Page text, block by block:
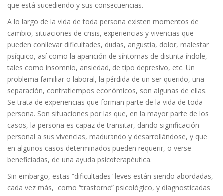
que está sucediendo y sus consecuencias.
A lo largo de la vida de toda persona existen momentos de
cambio, situaciones de crisis, experiencias y vivencias que
pueden conllevar dificultades, dudas, angustia, dolor, malestar
psíquico, así como la aparición de síntomas de distinta índole,
tales como insomnio, ansiedad, de tipo depresivo, etc. Un
problema familiar o laboral, la pérdida de un ser querido, una
separación, contratiempos económicos, son algunas de ellas.
Se trata de experiencias que forman parte de la vida de toda
persona. Son situaciones por las que, en la mayor parte de los
casos, la persona es capaz de transitar, dando significación
personal a sus vivencias, madurando y desarrollándose, y que
en algunos casos determinados pueden requerir, o verse
beneficiadas, de una ayuda psicoterapéutica.
Sin embargo, estas “dificultades” leves están siendo abordadas,
cada vez más, como “trastorno” psicológico, y diagnosticadas